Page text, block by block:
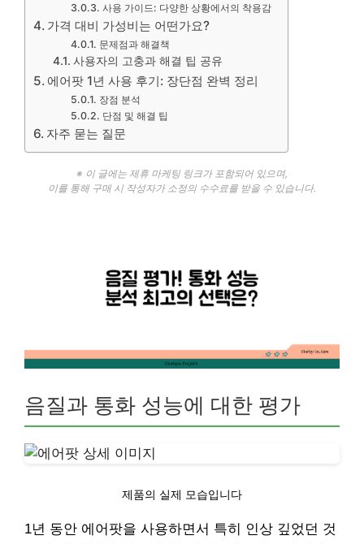
사용 가이드: 다양한 상황에서의 착용감
가격 대비 가성비는 어떤가요?
문제점과 해결책
사용자의 고충과 해결 팁 공유
에어팟 1년 사용 후기: 장단점 완벽 정리
장점 분석
단점 및 해결 팁
자주 묻는 질문
※ 이 글에는 제휴 마케팅 링크가 포함되어 있으며,
이를 통해 구매 시 작성자가 소정의 수수료를 받을 수 있습니다.
음질과 통화 성능에 대한 평가
제품의 실제 모습입니다
1년 동안 에어팟을 사용하면서 특히 인상 깊었던 것